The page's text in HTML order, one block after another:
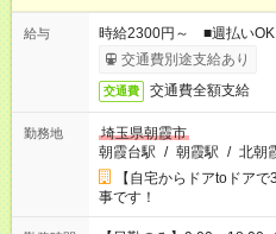
給与
時給2300円～ ■週払い
交通費別途支給あり
交通費 交通費全額支給
勤務地
埼玉県朝霞市
朝霞台駅 / 朝霞駅 / 北朝
【自宅からドアtoドア
事です！